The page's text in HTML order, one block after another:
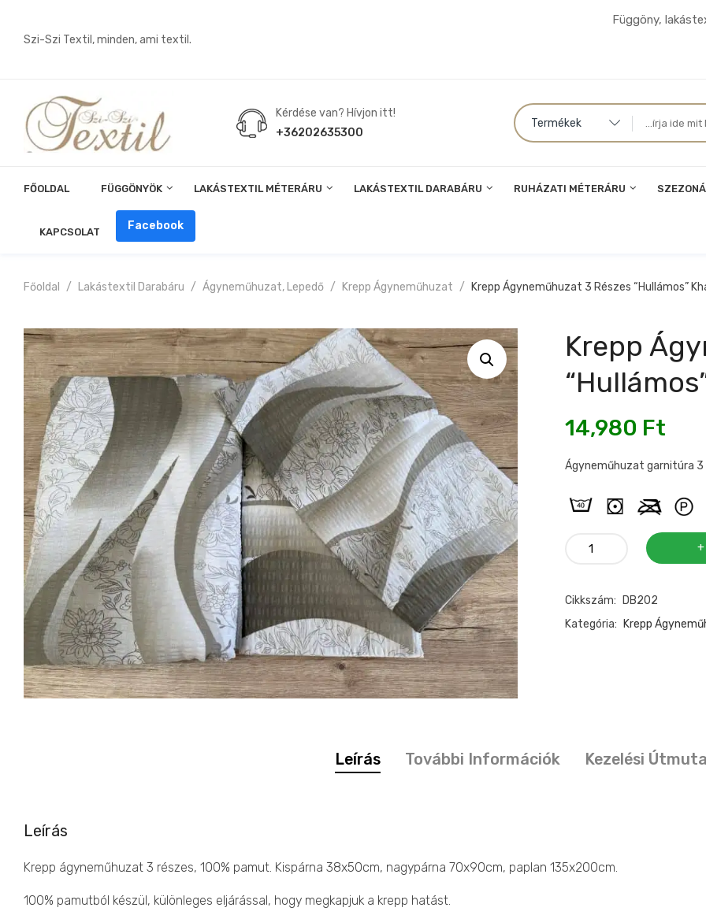
Szi-Szi Textil, minden, ami textil.
Függöny,
Kérdése van? Hívjon itt!
+36202635300
Termékek
FŐOLDAL FÜGGÖNYÖK LAKÁSTEXTIL MÉTERÁRU LAKÁSTEXTIL DARABÁRU RUHÁZATI MÉTERÁRU
KAPCSOLAT Facebook
Főoldal Lakástextil Darabáru Ágyneműhuzat, Lepedő Krepp Ágyneműhuzat Krepp Ágyneműhuzat 3 Részes “hullámos”
Krepp
14,980 Ft
Ágyneműhuzat garnitúra
Krepp
részes
"hullámos"
Cikkszám:
DB202
Kategória:
Krepp
Leírás További Információk Kezelési
Leírás
Krepp ágyneműhuzat 3 részes, 100% pamut. Kispárna 38x50cm, nagypárna 70x90cm, paplan 135x200cm.
100% pamutból készül, különleges eljárással, hogy megkapjuk a krepp hatást.